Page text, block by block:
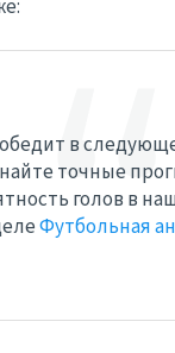
в
точные
голов в
Футбольная